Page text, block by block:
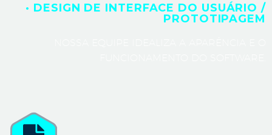
· DESIGN DE INTERFACE DO USUÁRIO /
PROTOTIPAGEM